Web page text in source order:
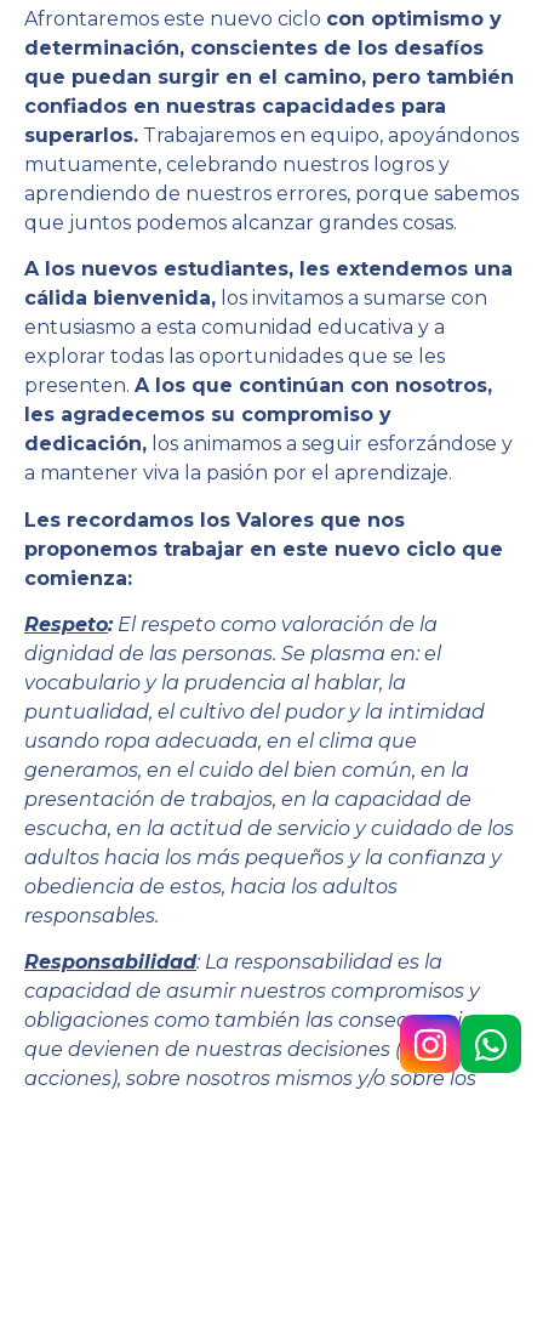
Afrontaremos este nuevo ciclo con optimismo y
determinación, conscientes de los desafíos
que puedan surgir en el camino, pero también
confiados en nuestras capacidades para
superarlos. Trabajaremos en equipo, apoyándonos
mutuamente, celebrando nuestros logros y
aprendiendo de nuestros errores, porque sabemos
que juntos podemos alcanzar grandes cosas.
A los nuevos estudiantes, les extendemos una
cálida bienvenida, los invitamos a sumarse con
entusiasmo a esta comunidad educativa y a
explorar todas las oportunidades que se les
presenten. A los que continúan con nosotros,
les agradecemos su compromiso y
dedicación, los animamos a seguir esforzándose y
a mantener viva la pasión por el aprendizaje.
Les recordamos los Valores que nos
proponemos trabajar en este nuevo ciclo que
comienza:
Respeto:El respeto como valoración de la
dignidad de las personas. Se plasma en: el
vocabulario y la prudencia al hablar, la
puntualidad, el cultivo del pudor y la intimidad
usando ropa adecuada, en el clima que
generamos, en el cuido del bien común, en la
presentación de trabajos, en la capacidad de
escucha, en la actitud de servicio y cuidado de los
adultos hacia los más pequeños y la confianza y
obediencia de estos, hacia los adultos
responsables.
Responsabilidad: La responsabilidad es la
capacidad de asumir nuestros compromisos y
obligaciones como también las consecuencias
que devienen de nuestras decisiones (palabras y
acciones), sobre nosotros mismos y/o sobre los